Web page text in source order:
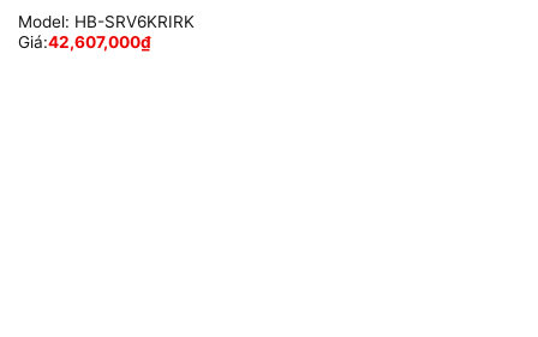
Model: HB-SRV6KRIRK
Giá:42,607,000₫